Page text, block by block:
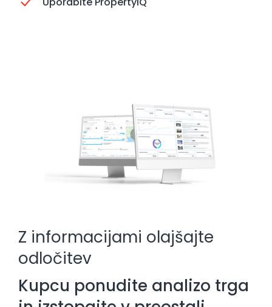
Z informacijami olajšajte
odločitev
Kupcu ponudite analizo trga